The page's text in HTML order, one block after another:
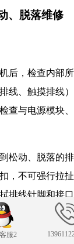
、脱落维修
后，检查内部
线、触摸排线
查与电源模块
松动、脱落的
，不可强行拉
排线针脚和接
轻轻插入，扣
服2